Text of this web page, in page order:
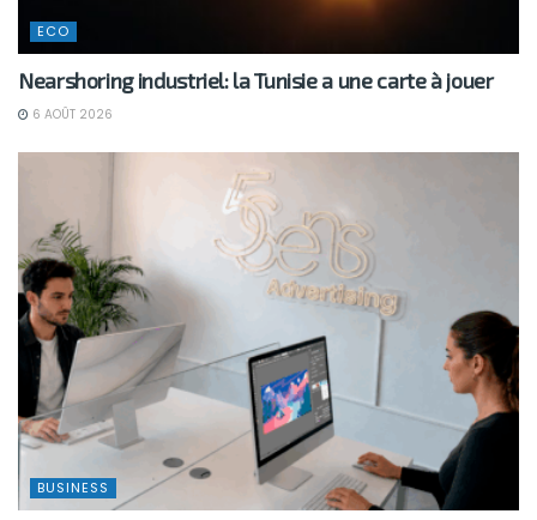
ECO
Nearshoring industriel: la Tunisie a une carte à jouer
6 AOÛT 2026
BUSINESS